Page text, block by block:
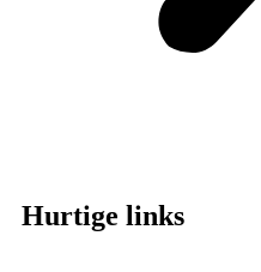
Hurtige links